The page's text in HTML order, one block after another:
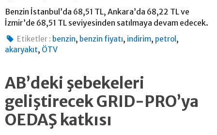
Benzin İstanbul’da 68,51 TL, Ankara’da 68,22 TL ve
İzmir’de 68,51 TL seviyesinden satılmaya devam edecek.
Etiketler : benzin, benzin fiyatı, indirim, petrol ,
akaryakıt, ÖTV
AB’deki şebekeleri
geliştirecek GRID-PRO’ya
OEDAŞ katkısı